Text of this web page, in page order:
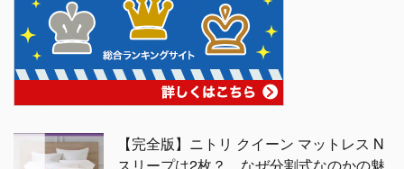
【完全版】ニトリ クイーン マットレス N